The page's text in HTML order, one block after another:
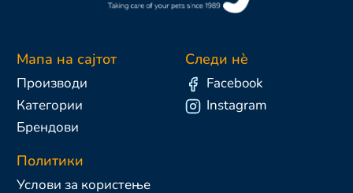
Мапа на сајтот
Производи
Категории
Брендови
Политики
Услови за користење
Следи нè
Facebook
Instagram